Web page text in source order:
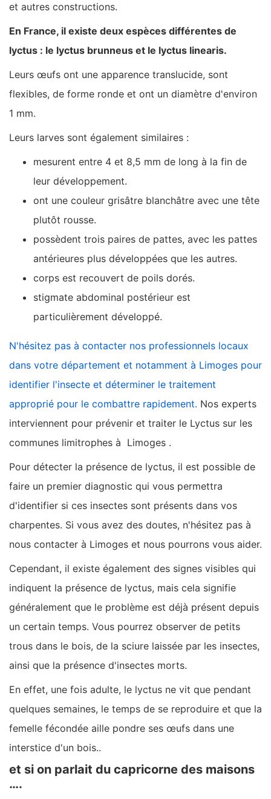
et autres constructions.
En France, il existe deux espèces différentes de
lyctus : le lyctus brunneus et le lyctus linearis.
Leurs œufs ont une apparence translucide, sont
flexibles, de forme ronde et ont un diamètre d'environ
1 mm.
Leurs larves sont également similaires :
mesurent entre 4 et 8,5 mm de long à la fin de
leur développement.
ont une couleur grisâtre blanchâtre avec une tête
plutôt rousse.
possèdent trois paires de pattes, avec les pattes
antérieures plus développées que les autres.
corps est recouvert de poils dorés.
stigmate abdominal postérieur est
particulièrement développé.
N'hésitez pas à contacter nos professionnels locaux
dans votre département et notamment à Limoges pour
identifier l'insecte et déterminer le traitement
approprié pour le combattre rapidement. Nos experts
interviennent pour prévenir et traiter le Lyctus sur les
communes limitrophes à Limoges .
Pour détecter la présence de lyctus, il est possible de
faire un premier diagnostic qui vous permettra
d'identifier si ces insectes sont présents dans vos
charpentes. Si vous avez des doutes, n'hésitez pas à
nous contacter à Limoges et nous pourrons vous aider.
Cependant, il existe également des signes visibles qui
indiquent la présence de lyctus, mais cela signifie
généralement que le problème est déjà présent depuis
un certain temps. Vous pourrez observer de petits
trous dans le bois, de la sciure laissée par les insectes,
ainsi que la présence d'insectes morts.
En effet, une fois adulte, le lyctus ne vit que pendant
quelques semaines, le temps de se reproduire et que la
femelle fécondée aille pondre ses œufs dans une
interstice d'un bois..
et si on parlait du capricorne des maisons
….